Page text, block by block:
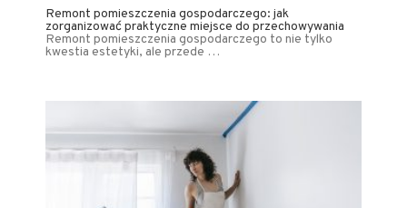
Remont pomieszczenia gospodarczego: jak
zorganizować praktyczne miejsce do przechowywania
Remont pomieszczenia gospodarczego to nie tylko
kwestia estetyki, ale przede …